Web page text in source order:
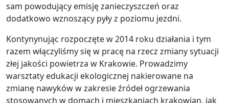
sam powodujący emisję zanieczyszczeń oraz
dodatkowo wznoszący pyły z poziomu jezdni.
Kontynynując rozpoczęte w 2014 roku działania i tym
razem włączyliśmy się w pracę na rzecz zmiany sytuacji
złej jakości powietrza w Krakowie. Prowadzimy
warsztaty edukacji ekologicznej nakierowane na
zmianę nawyków w zakresie źródeł ogrzewania
stosowanych w domach i mieszkaniach krakowian, jak